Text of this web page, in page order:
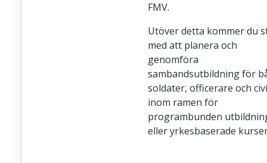
FMV.
Utöver detta kommer du
med att planera och
genomföra
sambandsutbildning för
soldater, officerare och
inom ramen för
programbunden
eller yrkesbaserade